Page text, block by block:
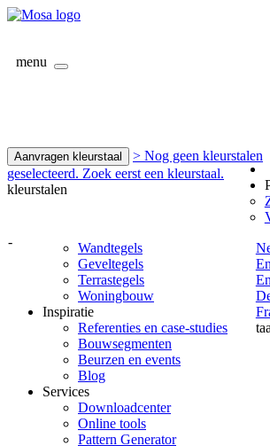
menu
Aanvragen kleurstaal
> Nog geen kleurstalen
geselecteerd. Zoek eerst een kleurstaal.
kleurstalen
-
Wandtegels
Geveltegels
Terrastegels
Woningbouw
Inspiratie
Referenties en case-studies
Bouwsegmenten
Beurzen en events
Blog
Services
Downloadcenter
Online tools
Pattern Generator